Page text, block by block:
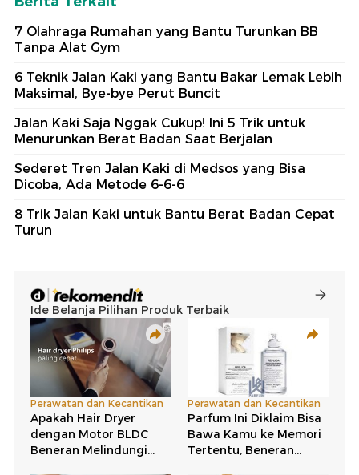
7 Olahraga Rumahan yang Bantu Turunkan BB
Tanpa Alat Gym
6 Teknik Jalan Kaki yang Bantu Bakar Lemak Lebih
Maksimal, Bye-bye Perut Buncit
Jalan Kaki Saja Nggak Cukup! Ini 5 Trik untuk
Menurunkan Berat Badan Saat Berjalan
Sederet Tren Jalan Kaki di Medsos yang Bisa
Dicoba, Ada Metode 6-6-6
8 Trik Jalan Kaki untuk Bantu Berat Badan Cepat
Turun